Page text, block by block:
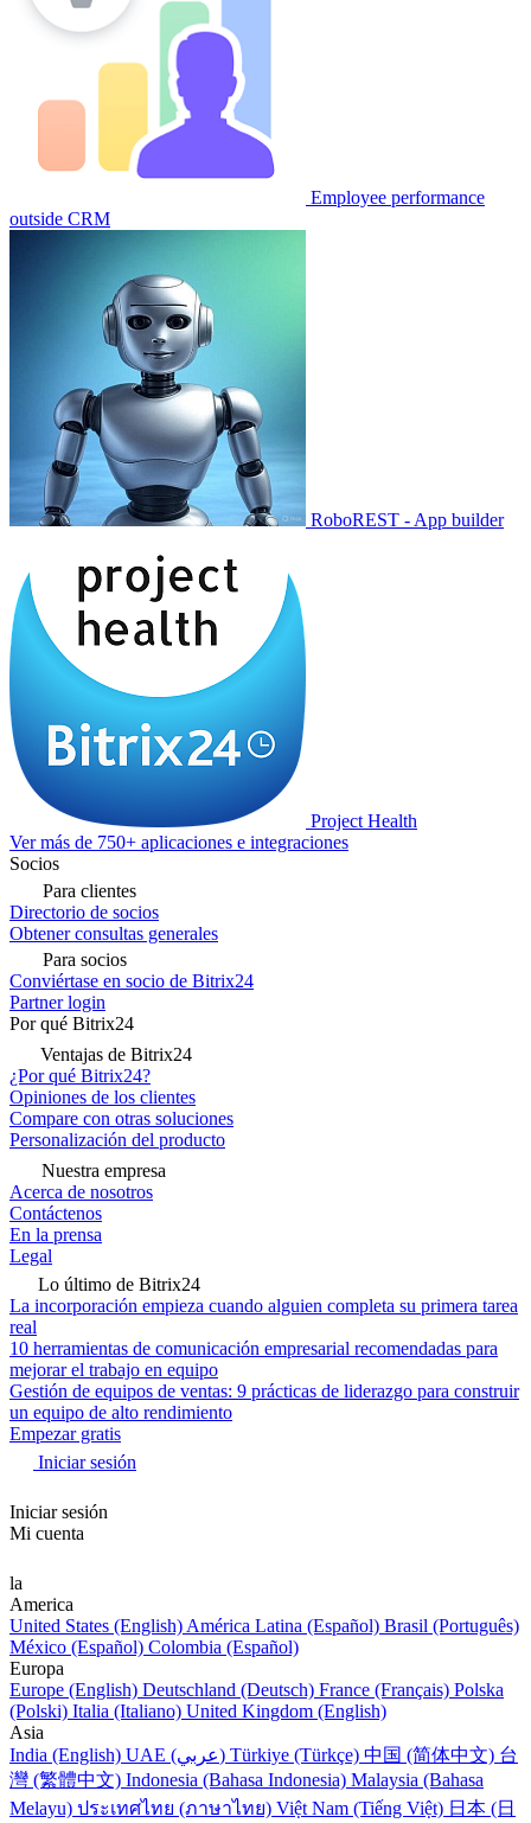
Employee performance
outside CRM
RoboREST - App builder
Project Health
Ver más de 750+ aplicaciones e integraciones
Socios
Para clientes
Directorio de socios
Obtener consultas generales
Para socios
Conviértase en socio de Bitrix24
Partner login
Por qué Bitrix24
Ventajas de Bitrix24
¿Por qué Bitrix24?
Opiniones de los clientes
Compare con otras soluciones
Personalización del producto
Nuestra empresa
Acerca de nosotros
Contáctenos
En la prensa
Legal
Lo último de Bitrix24
La incorporación empieza cuando alguien completa su primera tarea
real
10 herramientas de comunicación empresarial recomendadas para
mejorar el trabajo en equipo
Gestión de equipos de ventas: 9 prácticas de liderazgo para construir
un equipo de alto rendimiento
Empezar gratis
Iniciar sesión
Iniciar sesión
Mi cuenta
la
America
United States (English) América Latina (Español) Brasil (Português)
México (Español) Colombia (Español)
Europa
Europe (English) Deutschland (Deutsch) France (Français) Polska
(Polski) Italia (Italiano) United Kingdom (English)
Asia
India (English)
UAE (عربي) Türkiye (Türkçe) 中国 (简体中文) 台
灣 (繁體中文) Indonesia (Bahasa Indonesia) Malaysia (Bahasa
Melayu) ประเทศไทย (ภาษาไทย) Việt Nam (Tiếng Việt) 日本 (日